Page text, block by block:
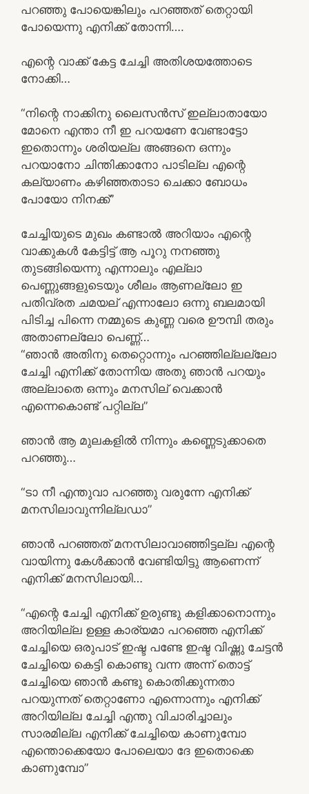
പറഞ്ഞു പോയെങ്കിലും പറഞ്ഞത് തെറ്റായി
പോയെന്നു എനിക്ക് തോന്നി….
എന്റെ വാക്ക് കേട്ട ചേച്ചി അതിശയത്തോടെ
നോക്കി…
“നിന്റെ നാക്കിനു ലൈസൻസ് ഇല്ലാതായോ
മോനെ എന്താ നീ ഇ പറയണേ വേണ്ടാട്ടോ
ഇതൊന്നും ശരിയല്ല അങ്ങനെ ഒന്നും
പറയാനോ ചിന്തിക്കാനോ പാടില്ല എന്റെ
കല്യാണം കഴിഞ്ഞതാടാ ചെക്കാ ബോധം
പോയോ നിനക്ക്”
ചേച്ചിയുടെ മുഖം കണ്ടാൽ അറിയാം എന്റെ
വാക്കുകൾ കേട്ടിട്ട് ആ പൂറു നനഞ്ഞു
തുടങ്ങിയെന്നു എന്നാലും എല്ലാ
പെണ്ണുങ്ങളുടെയും ശീലം ആണല്ലോ ഇ
പതിവ്രത ചമയല് എന്നാലോ ഒന്നു ബലമായി
പിടിച്ച പിന്നെ നമ്മുടെ കുണ്ണ വരെ ഊമ്പി തരും
അതാണല്ലോ പെണ്ണ്…
“ഞാൻ അതിനു തെറ്റൊന്നും പറഞ്ഞില്ലല്ലോ
ചേച്ചി എനിക്ക് തോന്നിയ അതു ഞാൻ പറയും
അല്ലാതെ ഒന്നും മനസില് വെക്കാൻ
എന്നെകൊണ്ട് പറ്റില്ല”
ഞാൻ ആ മുലകളിൽ നിന്നും കണ്ണെടുക്കാതെ
പറഞ്ഞു…
“ടാ നീ എന്തുവാ പറഞ്ഞു വരുന്നേ എനിക്ക്
മനസിലാവുന്നില്ലഡാ”
ഞാൻ പറഞ്ഞത് മനസിലാവാഞ്ഞിട്ടല്ല എന്റെ
വായിന്നു കേൾക്കാൻ വേണ്ടിയിട്ടു ആണെന്ന്
എനിക്ക് മനസിലായി…
“എന്റെ ചേച്ചി എനിക്ക് ഉരുണ്ടു കളിക്കാനൊന്നും
അറിയില്ല ഉള്ള കാര്യമാ പറഞ്ഞെ എനിക്ക്
ചേച്ചിയെ ഒരുപാട് ഇഷ്ട പണ്ടേ ഇഷ്ട വിഷ്ണു ചേട്ടൻ
ചേച്ചിയെ കെട്ടി കൊണ്ടു വന്ന അന്ന് തൊട്ട്
ചേച്ചിയെ ഞാൻ കണ്ടു കൊതിക്കുന്നതാ
പറയുന്നത് തെറ്റാണോ എന്നൊന്നും എനിക്ക്
അറിയില്ല ചേച്ചി എന്തു വിചാരിച്ചാലും
സാരമില്ല എനിക്ക് ചേച്ചിയെ കാണുമ്പോ
എന്തൊക്കെയോ പോലെയാ ദേ ഇതൊക്കെ
കാണുമ്പോ”